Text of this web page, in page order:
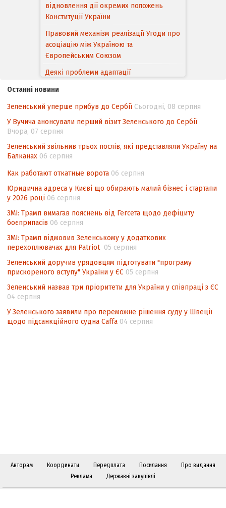
відновлення дії окремих положень
Конституції України
Правовий механізм реалізації Угоди про
асоціацію між Україною та
Європейським Cоюзом
Деякі проблеми адаптації
походження товарів відповідно до
Угоди про торговельні аспекти прав
інтелектуальної власності (TRIPS) у
контексті євроінтеграції
Аналіз виборчого законодавства щодо
невизначеності механізму повторного
Інформаційна безпека суспільства
Останні новини
Зеленський уперше прибув до Сербії Сьогодні, 08 серпня
У Вучича анонсували перший візит Зеленського до Сербії
Вчора, 07 серпня
Зеленський звільнив трьох послів, які представляли Україну на
Балканах 06 серпня
Как работают откатные ворота 06 серпня
Юридична адреса у Києві що обирають малий бізнес і стартапи
у 2026 році 06 серпня
ЗМІ: Трамп вимагав пояснень від Гегсета щодо дефіциту
боєприпасів 06 серпня
ЗМІ: Трамп відмовив Зеленському у додаткових
перехоплювачах для Patriot 05 серпня
Зеленський доручив урядовцям підготувати "програму
прискореного вступу" України у ЄС 05 серпня
Зеленський назвав три пріоритети для України у співпраці з ЄС
04 серпня
У Зеленського заявили про переможне рішення суду у Швеції
щодо підсанкційного судна Caffa 04 серпня
Авторам Координати Передплата Посилання
Про видання
Реклама
Державні закупівлі